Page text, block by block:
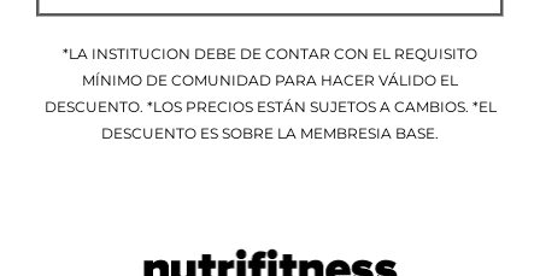
*LA INSTITUCION DEBE DE CONTAR CON EL REQUISITO
MÍNIMO DE COMUNIDAD PARA HACER VÁLIDO EL
DESCUENTO. *LOS PRECIOS ESTÁN SUJETOS A CAMBIOS. *EL
DESCUENTO ES SOBRE LA MEMBRESIA BASE.